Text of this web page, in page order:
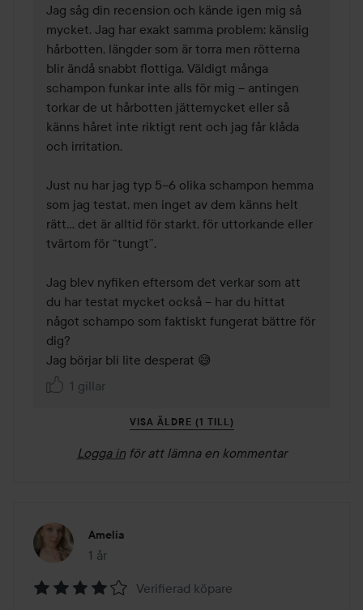
Jag såg din recension och kände igen mig så
mycket. Jag har exakt samma problem: känslig
hårbotten, längder som är torra men rötterna
blir ändå snabbt flottiga. Väldigt många
schampon funkar inte alls för mig – antingen
torkar de ut hårbotten jättemycket eller så
känns håret inte riktigt rent och jag får klåda
och irritation.
Just nu har jag typ 5–6 olika schampon hemma
som jag testat, men inget av dem känns helt
rätt… det är alltid för starkt, för uttorkande eller
tvärtom för “tungt”.
Jag blev nyfiken eftersom det verkar som att
du har testat mycket också – har du hittat
något schampo som faktiskt fungerat bättre för
dig?
1 gillar
VISA ÄLDRE (1 TILL)
Logga in för att lämna en kommentar
Amelia
1 år
Inlägget skapades 1 år
Verifierad köpare